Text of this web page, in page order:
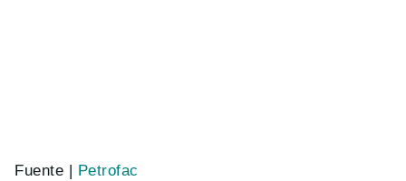
Fuente | Petrofac